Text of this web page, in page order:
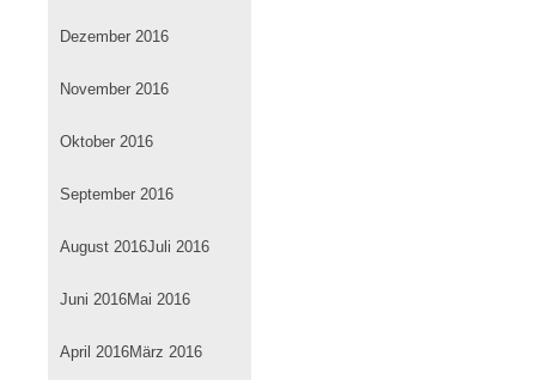
Dezember 2016
November 2016
Oktober 2016
September 2016
August 2016Juli 2016
Juni 2016Mai 2016
April 2016März 2016